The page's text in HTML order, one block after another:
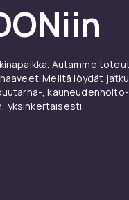
Autamme
Meiltä löydät
,
yksinkertaisesti.